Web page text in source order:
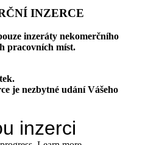
INZERCE
inzeráty nekomerčního
pracovních míst.
je nezbytné udání Vášeho